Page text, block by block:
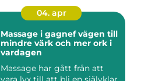
04. apr
Massage i gagnef vägen till
mindre värk och mer ork i
vardagen
Massage har gått från att